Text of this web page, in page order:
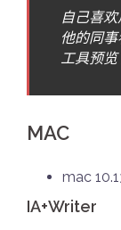
自己喜
他的同
工具预
MAC
mac
IA+Writer